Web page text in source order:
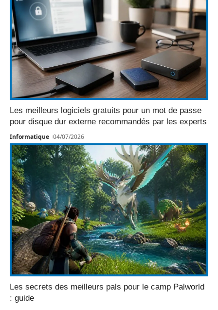
Les meilleurs logiciels gratuits pour un mot de passe
pour disque dur externe recommandés par les experts
Informatique 04/07/2026
Les secrets des meilleurs pals pour le camp Palworld
: guide